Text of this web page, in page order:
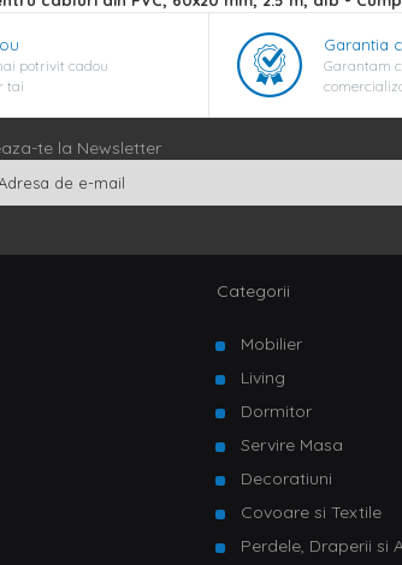
potrivit cadou
tai
Garantia
Garantam
te la Newsletter
Categorii
Mobilier
Living
Dormitor
Servire Masa
Decoratiuni
Covoare si Textile
Perdele, Draperii si